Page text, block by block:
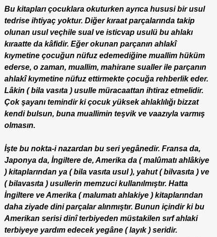
Bu kitapları çocuklara okuturken ayrıca hususi bir usul
tedrise ihtiyaç yoktur. Diğer kıraat parçalarında takip
olunan usul veçhile sual ve isticvap usulü bu ahlakı
kıraatte da kâfidir. Eğer okunan parçanın ahlakî
kıymetine çocuğun nüfuz edemediğine muallim hüküm
ederse, o zaman, muallim, mahirane sualler ile parçanın
ahlakî kıymetine nüfuz ettirmekte çocuğa rehberlik eder.
Lâkin ( bila vasıta ) usulle müracaattan ihtiraz etmelidir.
Çok şayanı temindir ki çocuk yüksek ahlaklılığı bizzat
kendi bulsun, buna muallimin teşvik ve vaazıyla varmış
olmasın.
İşte bu nokta-i nazardan bu seri yegânedir. Fransa da,
Japonya da, İngiltere de, Amerika da ( malûmatı ahlâkiye
) kitaplarından ya ( bila vasıta usul ), yahut ( bilvasıta ) ve
( bilavasıta ) usullerin memzuci kullanılmıştır. Hatta
İngiltere ve Amerika ( malumatı ahlakiye ) kitaplarından
daha ziyade dini parçalar alınmıştır. Bunun içindir ki bu
Amerikan serisi dinî terbiyeden müstakilen sırf ahlaki
terbiyeye yardım edecek yegâne ( layık ) seridir.